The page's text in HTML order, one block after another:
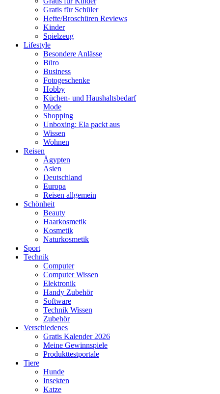
Gratis für Schüler
Hefte/Broschüren Reviews
Kinder
Spielzeug
Lifestyle
Besondere Anlässe
Büro
Business
Fotogeschenke
Hobby
Küchen- und Haushaltsbedarf
Mode
Shopping
Unboxing: Ela packt aus
Wissen
Wohnen
Reisen
Ägypten
Asien
Deutschland
Europa
Reisen allgemein
Schönheit
Beauty
Haarkosmetik
Kosmetik
Naturkosmetik
Sport
Technik
Computer
Computer Wissen
Elektronik
Handy Zubehör
Software
Technik Wissen
Zubehör
Verschiedenes
Gratis Kalender 2026
Meine Gewinnspiele
Produkttestportale
Tiere
Hunde
Insekten
Katze